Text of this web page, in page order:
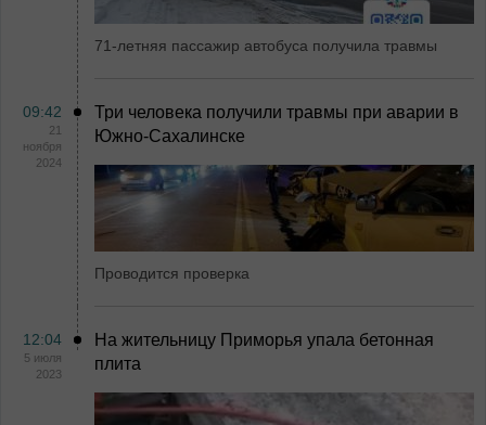
71-летняя пассажир автобуса получила травмы
09:42
21
ноября
2024
Три человека получили травмы при аварии в
Южно-Сахалинске
Проводится проверка
12:04
5 июля
2023
На жительницу Приморья упала бетонная
плита